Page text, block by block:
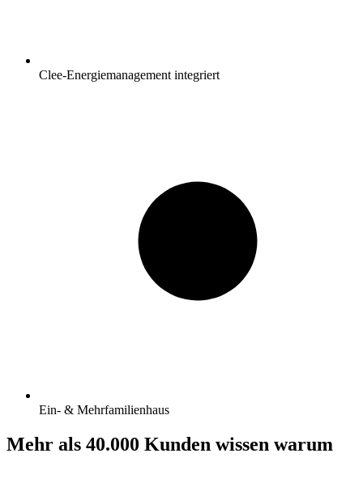
Clee-Energiemanagement integriert
Ein- & Mehrfamilienhaus
Mehr als 40.000 Kunden wissen warum